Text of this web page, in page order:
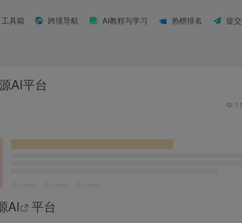
工具箱 跨境导航 AI教程与学习 热榜排名 提
AI平台
11
AI 平台